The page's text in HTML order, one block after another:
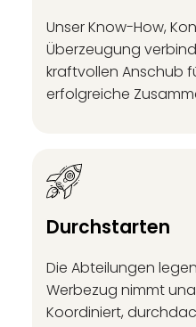
Unser Know-How,
Überzeugung
kraftvollen Anschub
erfolgreiche
Durchstarten
Die Abteilungen
Werbezug nimmt
Koordiniert,